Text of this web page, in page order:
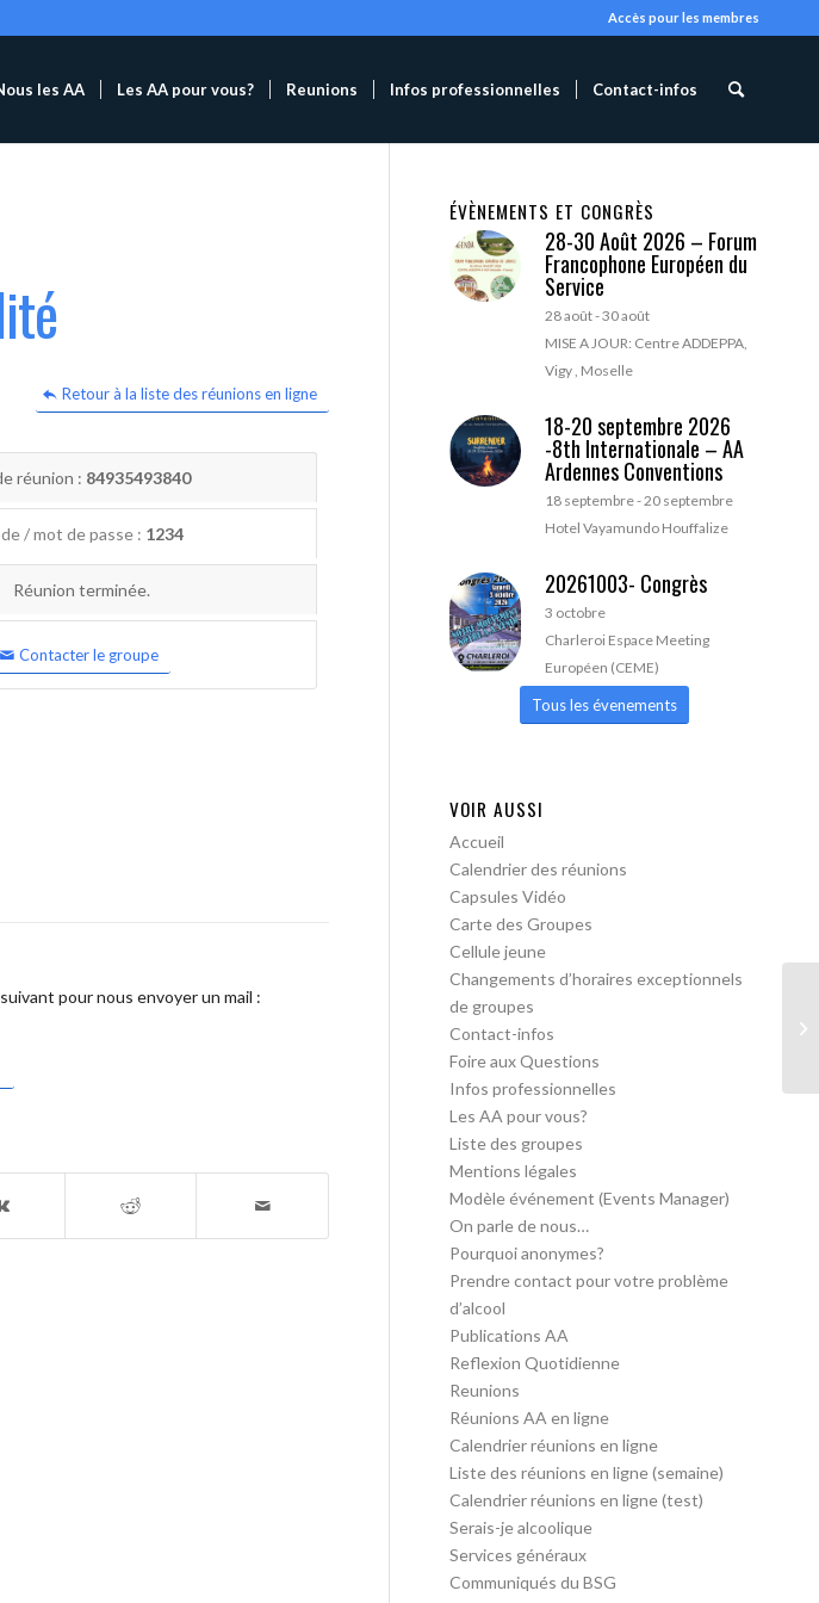
Accès pour les membres
les AA Les AA pour vous? Reunions Infos professionnelles Contact-infos
Retour à la liste des réunions en ligne
réunion : 84935493840
/ mot de passe : 1234
Réunion terminée.
Contacter le groupe
pour nous envoyer un mail :
ÉVÈNEMENTS ET CONGRÈS
28-30 Août 2026 – Forum
Francophone Européen du
Service
28 août-30 août
MISE A JOUR: Centre ADDEPPA,
Vigy , Moselle
18-20 septembre 2026
-8th Internationale – AA
Ardennes Conventions
18 septembre-20 septembre
Hotel Vayamundo Houffalize
20261003- Congrès
3 octobre
Charleroi Espace Meeting
Européen (CEME)
Tous les évenements
VOIR AUSSI
Accueil
Calendrier des réunions
Capsules Vidéo
Carte des Groupes
Cellule jeune
Changements d’horaires exceptionnels
de groupes
Contact-infos
Foire aux Questions
Infos professionnelles
Les AA pour vous?
Liste des groupes
Mentions légales
Modèle événement (Events Manager)
On parle de nous…
Pourquoi anonymes?
Prendre contact pour votre problème
d’alcool
Publications AA
Reflexion Quotidienne
Reunions
Réunions AA en ligne
Calendrier réunions en ligne
Liste des réunions en ligne (semaine)
Calendrier réunions en ligne (test)
Serais-je alcoolique
Services généraux
Communiqués du BSG